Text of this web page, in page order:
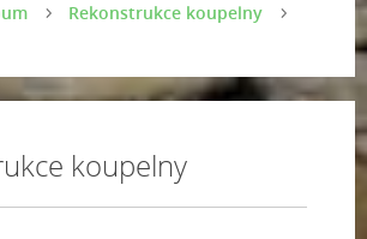
Rekonstrukce koupelny
koupelny